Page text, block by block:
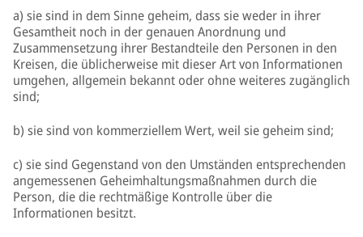
a) sie sind in dem Sinne geheim, dass sie weder in ihrer
Gesamtheit noch in der genauen Anordnung und
Zusammensetzung ihrer Bestandteile den Personen in den
Kreisen, die üblicherweise mit dieser Art von Informationen
umgehen, allgemein bekannt oder ohne weiteres zugänglich
sind;
b) sie sind von kommerziellem Wert, weil sie geheim sind;
c) sie sind Gegenstand von den Umständen entsprechenden
angemessenen Geheimhaltungsmaßnahmen durch die
Person, die die rechtmäßige Kontrolle über die
Informationen besitzt.